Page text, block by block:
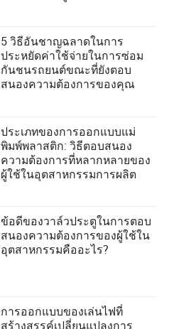
5 วิธีอันชาญฉลาดในการ
ประหยัดค่าใช้จ่ายในการซ่อม
กันชนรถยนต์ขณะที่ยังตอบ
สนองความต้องการของคุณ
ประเภทของการออกแบบแม่
พิมพ์พลาสติก: วิธีตอบสนอง
ความต้องการที่หลากหลายของ
ผู้ใช้ในอุตสาหกรรมการผลิต
ข้อดีของวาล์วประตูในการตอบ
สนองความต้องการของผู้ใช้ใน
อุตสาหกรรมคืออะไร?
การออกแบบของเล่นไฟที่
สร้างสรรค์เปลี่ยนแปลงการ